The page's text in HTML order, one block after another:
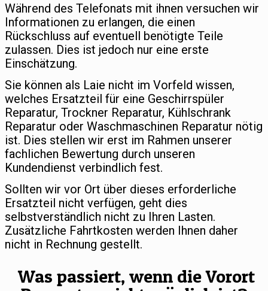
Während des Telefonats mit ihnen versuchen wir
Informationen zu erlangen, die einen
Rückschluss auf eventuell benötigte Teile
zulassen. Dies ist jedoch nur eine erste
Einschätzung.
Sie können als Laie nicht im Vorfeld wissen,
welches Ersatzteil für eine Geschirrspüler
Reparatur, Trockner Reparatur, Kühlschrank
Reparatur oder Waschmaschinen Reparatur nötig
ist. Dies stellen wir erst im Rahmen unserer
fachlichen Bewertung durch unseren
Kundendienst verbindlich fest.
Sollten wir vor Ort über dieses erforderliche
Ersatzteil nicht verfügen, geht dies
selbstverständlich nicht zu Ihren Lasten.
Zusätzliche Fahrtkosten werden Ihnen daher
nicht in Rechnung gestellt.
Was passiert, wenn die Vorort